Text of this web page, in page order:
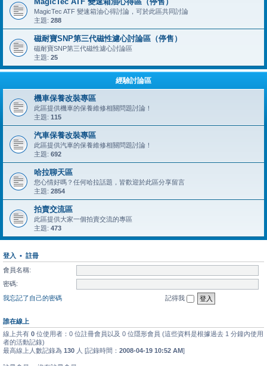
MagicTec ATF 變速箱油心得討論，可於此區共同討論
主題: 288
磁耐寶SNP第三代磁性濾心討論區（停售）
磁耐寶SNP第三代磁性濾心討論區
主題: 25
經驗討論區
機車保養改裝專區
此區提供機車的保養維修相關問題討論！
主題: 115
汽車保養改裝專區
此區提供汽車的保養維修相關問題討論！
主題: 692
哈拉聊天區
您心情好嗎？任何哈拉話題，皆歡迎於此區分享留言
主題: 2854
拍賣交流區
此區提供大家一個拍賣交流的專區
主題: 473
登入 • 註冊
會員名稱:
密碼:
我忘記了自己的密碼
記得我
誰在線上
線上共有 0 位使用者：0 位註冊會員以及 0 位隱形會員 (這些資料是根據過去 1 分鐘內使用
者的活動記錄)
最高線上人數記錄為 130 人 [記錄時間： 2008-04-19 10:52 AM]